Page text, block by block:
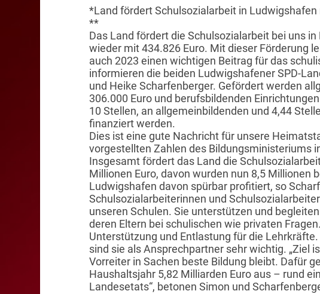
*Land fördert Schulsozialarbeit in
**
Das Land fördert die Schulsozialarbeit bei uns
wieder mit 434.826 Euro. Mit dieser Förderung
auch 2023 einen wichtigen Beitrag für das
informieren die beiden Ludwigshafener SPD-
und Heike Scharfenberger. Gefördert werden
306.000 Euro und berufsbildenden
10 Stellen, an allgemeinbildenden und 4,44
finanziert werden.
Dies ist eine gute Nachricht für unsere
vorgestellten Zahlen des Bildungsministeriums
Insgesamt fördert das Land die
Millionen Euro, davon wurden nun 8,5 Millionen
Ludwigshafen davon spürbar profitiert, so
Schulsozialarbeiterinnen und
unseren Schulen. Sie unterstützen und
deren Eltern bei schulischen wie privaten
Unterstützung und Entlastung für die
sind sie als Ansprechpartner sehr wichtig. „Ziel
Vorreiter in Sachen beste Bildung bleibt. Dafür
Haushaltsjahr 5,82 Milliarden Euro aus – rund
Landesetats“, betonen Simon und